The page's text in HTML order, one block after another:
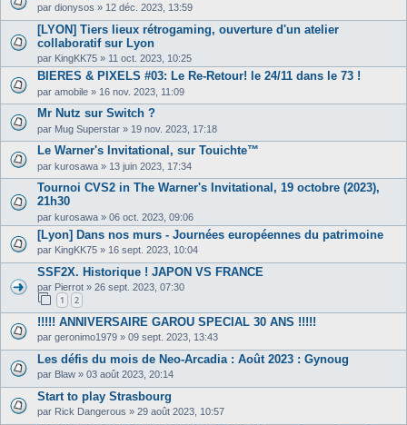
par dionysos » 12 déc. 2023, 13:59
[LYON] Tiers lieux rétrogaming, ouverture d'un atelier
collaboratif sur Lyon
par KingKK75 » 11 oct. 2023, 10:25
BIERES & PIXELS #03: Le Re-Retour! le 24/11 dans le 73 !
par amobile » 16 nov. 2023, 11:09
Mr Nutz sur Switch ?
par Mug Superstar » 19 nov. 2023, 17:18
Le Warner's Invitational, sur Touichte™
par kurosawa » 13 juin 2023, 17:34
Tournoi CVS2 in The Warner's Invitational, 19 octobre (2023),
21h30
par kurosawa » 06 oct. 2023, 09:06
[Lyon] Dans nos murs - Journées européennes du patrimoine
par KingKK75 » 16 sept. 2023, 10:04
SSF2X. Historique ! JAPON VS FRANCE
par Pierrot » 26 sept. 2023, 07:30
1 2
!!!!! ANNIVERSAIRE GAROU SPECIAL 30 ANS !!!!!
par geronimo1979 » 09 sept. 2023, 13:43
Les défis du mois de Neo-Arcadia : Août 2023 : Gynoug
par Blaw » 03 août 2023, 20:14
Start to play Strasbourg
par Rick Dangerous » 29 août 2023, 10:57